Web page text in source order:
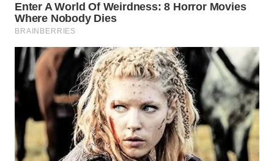
WN
TANGERANG
WN
BINJAI
WN
CIREBON
WN
INDRAMAYU